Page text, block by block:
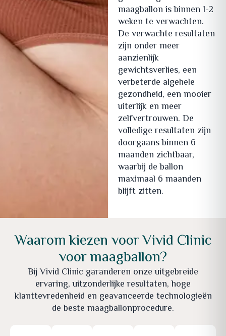
maagballon is binnen 1-2
weken te verwachten.
De verwachte resultaten
zijn onder meer
aanzienlijk
gewichtsverlies, een
verbeterde algehele
gezondheid, een mooier
uiterlijk en meer
zelfvertrouwen. De
volledige resultaten zijn
doorgaans binnen 6
maanden zichtbaar,
waarbij de ballon
maximaal 6 maanden
blijft zitten.
Waarom kiezen voor Vivid Clinic
voor maagballon?
Bij Vivid Clinic garanderen onze uitgebreide
ervaring, uitzonderlijke resultaten, hoge
klanttevredenheid en geavanceerde technologieën
de beste maagballonprocedure.